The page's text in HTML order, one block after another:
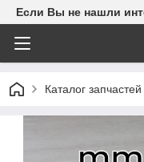
Если Вы не нашли
Каталог запчастей